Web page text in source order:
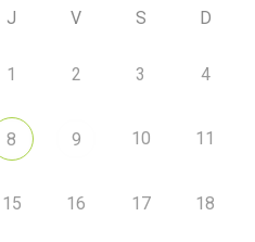
J V S D
1 2 3 4
8 9 10 11
15 16 17 18